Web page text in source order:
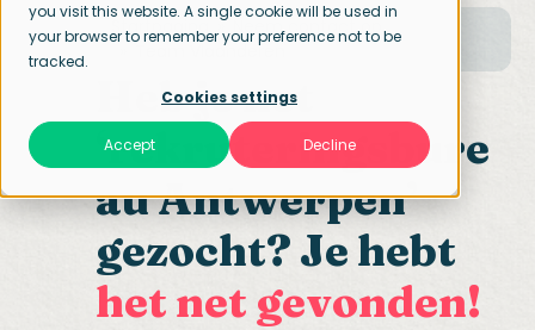
you visit this website. A single cookie will be used in
your browser to remember your preference not to be
tracked.
Cookies settings
Accept Decline
Startpagina
Neem contact op
Team Vlaanderen
Heb je net
‘rekruteringsbure
au Antwerpen’
gezocht? Je hebt
het net gevonden!